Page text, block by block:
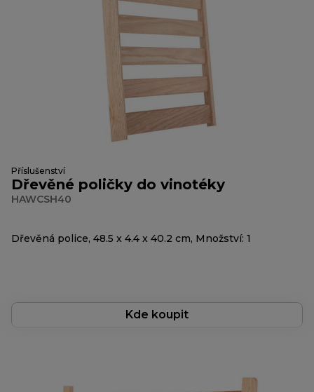
Příslušenství
Dřevěné poličky do vinotéky
HAWCSH40
Dřevěná police, 48.5 x 4.4 x 40.2 cm, Množství: 1
Kde koupit